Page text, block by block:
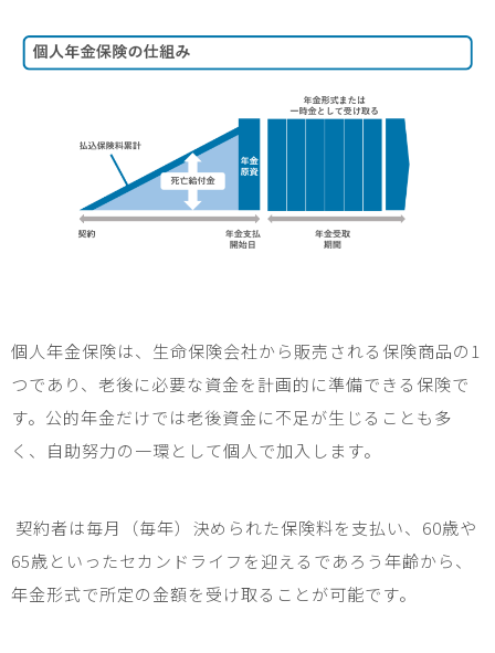
個人年金保険は、生命保険会社から販売される保険商品の 1
つであり、老後に必要な資金を計画的に準備できる保険で
す。公的年金だけでは老後資金に不足が生じることも多
く、自助努力の一環として個人で加入します。
契約者は毎月（毎年）決められた保険料を支払い、 60歳や
65歳といったセカンドライフを迎えるであろう年齢から、
年金形式で所定の金額を受け取ることが可能です。